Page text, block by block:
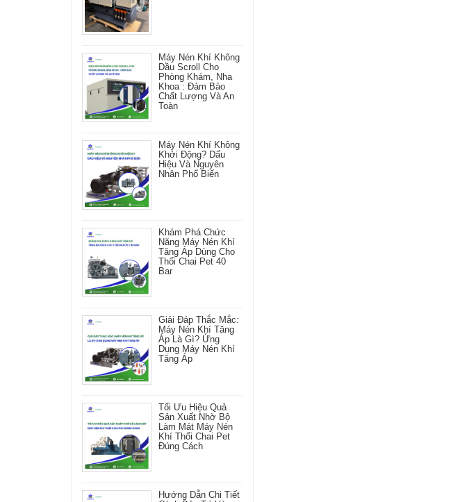
Máy Nén Khí Không
Dầu Scroll Cho
Phòng Khám, Nha
Khoa : Đảm Bảo
Chất Lượng Và An
Toàn
Máy Nén Khí Không
Khởi Động? Dấu
Hiệu Và Nguyên
Nhân Phổ Biến
Khám Phá Chức
Năng Máy Nén Khí
Tăng Áp Dùng Cho
Thổi Chai Pet 40
Bar
Giải Đáp Thắc Mắc:
Máy Nén Khí Tăng
Áp Là Gì? Ứng
Dụng Máy Nén Khí
Tăng Áp
Tối Ưu Hiệu Quả
Sản Xuất Nhờ Bộ
Làm Mát Máy Nén
Khí Thổi Chai Pet
Đúng Cách
Hướng Dẫn Chi Tiết